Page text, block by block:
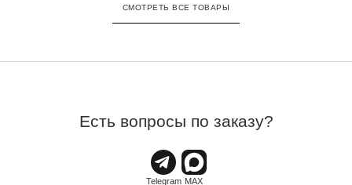
СМОТРЕТЬ ВСЕ ТОВАРЫ
Есть вопросы по заказу?